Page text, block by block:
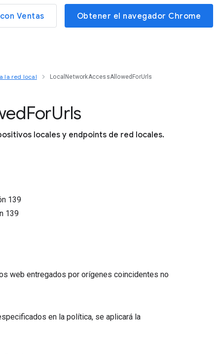
Ventas Obtener el navegador Chrome
la red local LocalNetworkAccessAllowedForUrls
ForUrls
locales y endpoints de red locales.
139
139
web entregados por orígenes coincidentes no
en la política, se aplicará la